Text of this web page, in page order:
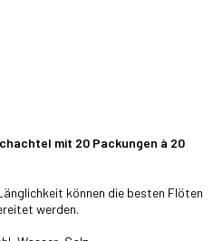
mit 20 Packungen à 20
können die besten Flöten
werden.